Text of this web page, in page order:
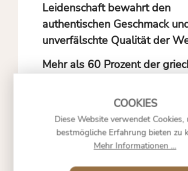
Leidenschaft bewahrt den
authentischen Geschmack
unverfälschte Qualität der
Mehr als 60 Prozent der
biologische oder
Methoden, was den
Anbau zur Regel macht.
faszinierend sind die
Diese Website verwendet Cookies,
bestmögliche Erfahrung bieten zu
Mehr Informationen ...